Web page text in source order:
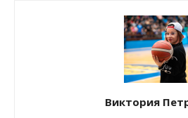
Виктория